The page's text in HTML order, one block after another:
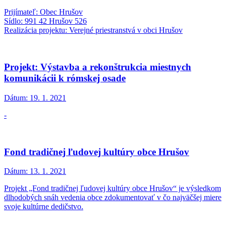
Prijímateľ: Obec Hrušov
Sídlo: 991 42 Hrušov 526
Realizácia projektu: Verejné priestranstvá v obci Hrušov
Projekt: Výstavba a rekonštrukcia miestnych
komunikácii k rómskej osade
Dátum: 19. 1. 2021
-
Fond tradičnej ľudovej kultúry obce Hrušov
Dátum: 13. 1. 2021
Projekt „Fond tradičnej ľudovej kultúry obce Hrušov“ je výsledkom
dlhodobých snáh vedenia obce zdokumentovať v čo najväčšej miere
svoje kultúrne dedičstvo.